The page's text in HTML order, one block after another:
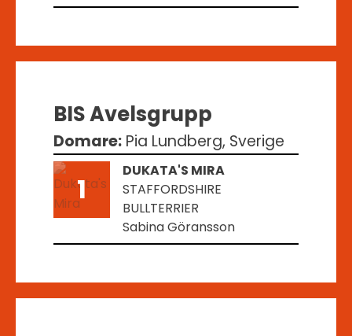
BIS Avelsgrupp
Domare: Pia Lundberg, Sverige
1
DUKATA'S MIRA
STAFFORDSHIRE
BULLTERRIER
Sabina Göransson